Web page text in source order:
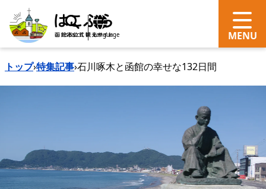
search Language
トップ›特集記事›石川啄木と函館の幸せな132日間